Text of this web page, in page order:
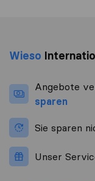
Wieso
Angebote
sparen
Sie sparen
Unser